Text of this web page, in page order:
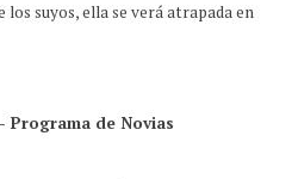
suyos, ella se verá atrapada en
Programa de Novias